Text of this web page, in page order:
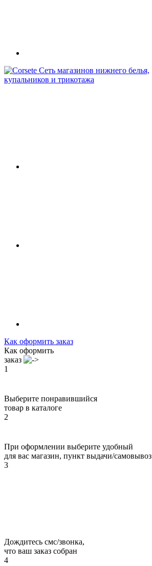
Сеть магазинов нижнего белья,
купальников и трикотажа
Как оформить заказ
Как оформить
заказ
1
Выберите понравившийся
товар в каталоге
2
При оформлении выберите удобный
для вас магазин, пункт выдачи/самовывоз
3
Дождитесь смс/звонка,
что ваш заказ собран
4